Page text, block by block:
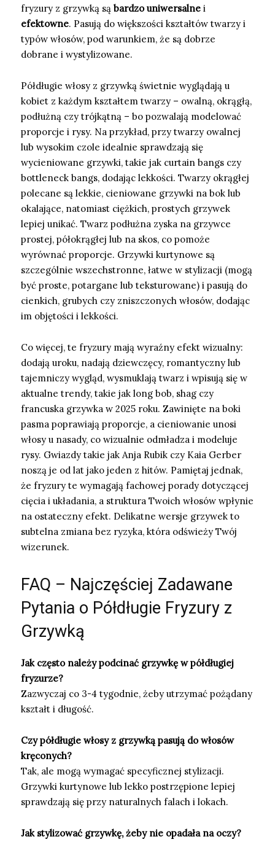
fryzury z grzywką są bardzo uniwersalne i
efektowne. Pasują do większości kształtów twarzy i
typów włosów, pod warunkiem, że są dobrze
dobrane i wystylizowane.
Półdługie włosy z grzywką świetnie wyglądają u
kobiet z każdym kształtem twarzy – owalną, okrągłą,
podłużną czy trójkątną – bo pozwalają modelować
proporcje i rysy. Na przykład, przy twarzy owalnej
lub wysokim czole idealnie sprawdzają się
wycieniowane grzywki, takie jak curtain bangs czy
bottleneck bangs, dodając lekkości. Twarzy okrągłej
polecane są lekkie, cieniowane grzywki na bok lub
okalające, natomiast ciężkich, prostych grzywek
lepiej unikać. Twarz podłużna zyska na grzywce
prostej, półokrągłej lub na skos, co pomoże
wyrównać proporcje. Grzywki kurtynowe są
szczególnie wszechstronne, łatwe w stylizacji (mogą
być proste, potargane lub teksturowane) i pasują do
cienkich, grubych czy zniszczonych włosów, dodając
im objętości i lekkości.
Co więcej, te fryzury mają wyraźny efekt wizualny:
dodają uroku, nadają dziewczęcy, romantyczny lub
tajemniczy wygląd, wysmuklają twarz i wpisują się w
aktualne trendy, takie jak long bob, shag czy
francuska grzywka w 2025 roku. Zawinięte na boki
pasma poprawiają proporcje, a cieniowanie unosi
włosy u nasady, co wizualnie odmładza i modeluje
rysy. Gwiazdy takie jak Anja Rubik czy Kaia Gerber
noszą je od lat jako jeden z hitów. Pamiętaj jednak,
że fryzury te wymagają fachowej porady dotyczącej
cięcia i układania, a struktura Twoich włosów wpłynie
na ostateczny efekt. Delikatne wersje grzywek to
subtelna zmiana bez ryzyka, która odświeży Twój
wizerunek.
FAQ – Najczęściej Zadawane
Pytania o Półdługie Fryzury z
Grzywką
Jak często należy podcinać grzywkę w półdługiej
fryzurze?
Zazwyczaj co 3-4 tygodnie, żeby utrzymać pożądany
kształt i długość.
Czy półdługie włosy z grzywką pasują do włosów
kręconych?
Tak, ale mogą wymagać specyficznej stylizacji.
Grzywki kurtynowe lub lekko postrzępione lepiej
sprawdzają się przy naturalnych falach i lokach.
Jak stylizować grzywkę, żeby nie opadała na oczy?